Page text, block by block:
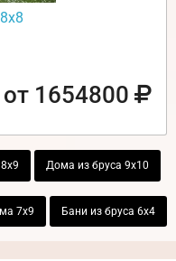
от 1654800
Дома из бруса 9х10
7х9 Бани из бруса 6х4